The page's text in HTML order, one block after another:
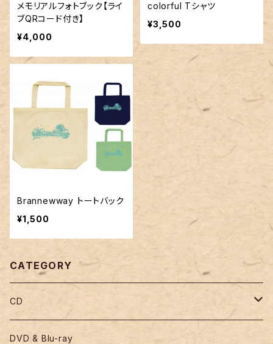
メモリアルフォトブック【ライ
ブQRコード付き】
¥4,000
colorful Tシャツ
¥3,500
Brannewway トートバック
¥1,500
CATEGORY
CD
ALBUM
DVD & Blu-ray